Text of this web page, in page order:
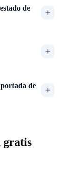
de
portada de
gratis